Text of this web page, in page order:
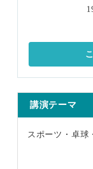
講演テーマ
スポーツ・卓球